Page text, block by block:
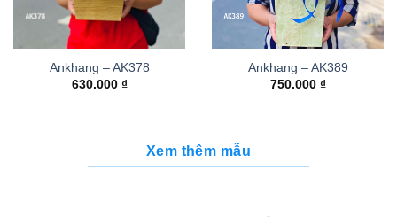
Ankhang – AK378
630.000 ₫
Ankhang – AK389
750.000 ₫
Xem thêm mẫu